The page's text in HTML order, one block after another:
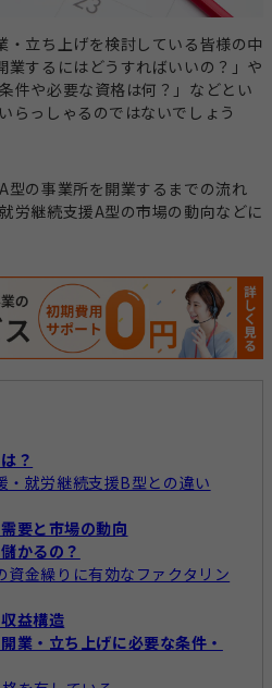
材紹介
職員向け動画研修サー
ビス
ビス 相談支援
成 電子サイン
工賃計算
・立ち上げを検討している皆様の中
業するにはどうすればいいの？」や
件や必要な資格は何？」などとい
らっしゃるのではないでしょう
型の事業所を開業するまでの流れ
労継続支援A型の市場の動向などに
？
・就労継続支援B型との違い
要と市場の動向
かるの？
資金繰りに有効なファクタリン
益構造
業・立ち上げに必要な条件・